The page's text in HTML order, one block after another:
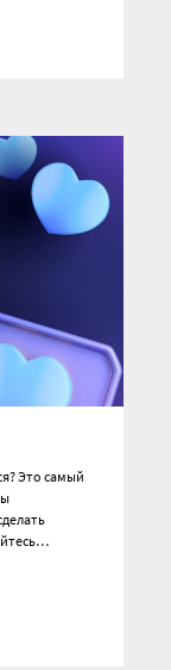
Это самый